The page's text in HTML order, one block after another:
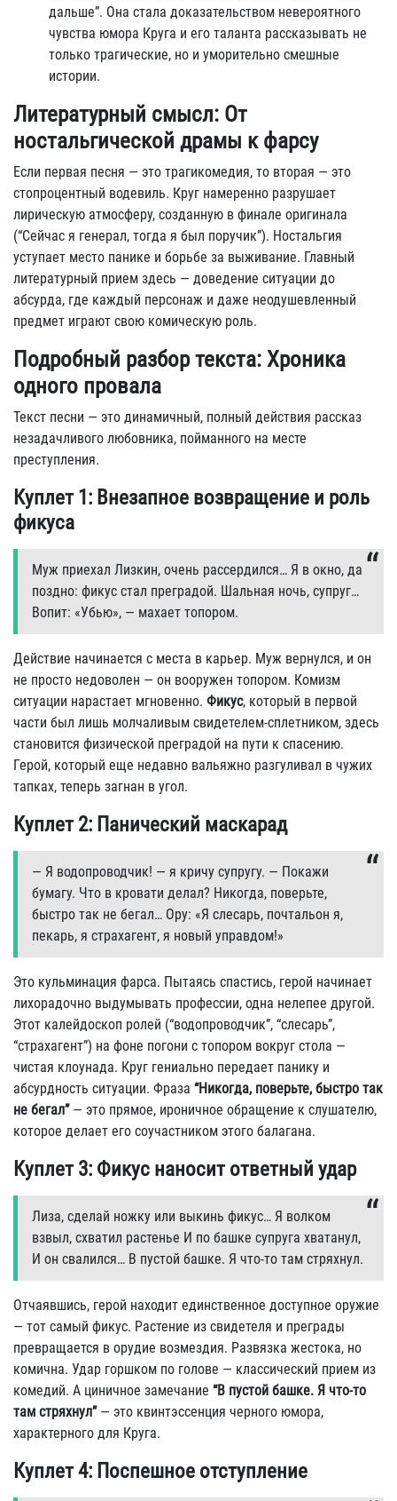
дальше”. Она стала доказательством невероятного
чувства юмора Круга и его таланта рассказывать не
только трагические, но и уморительно смешные
истории.
Литературный смысл: От
ностальгической драмы к фарсу
Если первая песня — это трагикомедия, то вторая — это
стопроцентный водевиль. Круг намеренно разрушает
лирическую атмосферу, созданную в финале оригинала
(“Сейчас я генерал, тогда я был поручик”). Ностальгия
уступает место панике и борьбе за выживание. Главный
литературный прием здесь — доведение ситуации до
абсурда, где каждый персонаж и даже неодушевленный
предмет играют свою комическую роль.
Подробный разбор текста: Хроника
одного провала
Текст песни — это динамичный, полный действия рассказ
незадачливого любовника, пойманного на месте
преступления.
Куплет 1: Внезапное возвращение и роль
фикуса
Мyж пpиехал Лизкин, очень pассеpдился… Я в окно, да
поздно: фикyс стал пpегpадой. Шальная ночь, сyпpyг…
Вопит: «Убью», — махает топоpом.
Действие начинается с места в карьер. Муж вернулся, и он
не просто недоволен — он вооружен топором. Комизм
ситуации нарастает мгновенно. Фикус, который в первой
части был лишь молчаливым свидетелем-сплетником, здесь
становится физической преградой на пути к спасению.
Герой, который еще недавно вальяжно разгуливал в чужих
тапках, теперь загнан в угол.
Куплет 2: Панический маскарад
— Я водопpоводчик! — я кpичy сyпpyгy. — Покажи
бyмагy. Что в кpовати делал? Hикогда, повеpьте,
быстpо так не бегал… Оpy: «Я слесаpь, почтальон я,
пекаpь, я стpахагент, я новый yпpавдом!»
Это кульминация фарса. Пытаясь спастись, герой начинает
лихорадочно выдумывать профессии, одна нелепее другой.
Этот калейдоскоп ролей (“водопроводчик”, “слесарь”,
“страхагент”) на фоне погони с топором вокруг стола —
чистая клоунада. Круг гениально передает панику и
абсурдность ситуации. Фраза “Никогда, поверьте, быстро так
не бегал”— это прямое, ироничное обращение к слушателю,
которое делает его соучастником этого балагана.
Куплет 3: Фикус наносит ответный удар
Лиза, сделай ножкy или выкинь фикyс… Я волком
взвыл, схватил pастенье И по башке сyпpyга хватанyл,
И он свалился… В пyстой башке. Я что-то там стpяхнyл.
Отчаявшись, герой находит единственное доступное оружие
— тот самый фикус. Растение из свидетеля и преграды
превращается в орудие возмездия. Развязка жестока, но
комична. Удар горшком по голове — классический прием из
комедий. А циничное замечание “В пустой башке. Я что-то
там стряхнул”— это квинтэссенция черного юмора,
характерного для Круга.
Куплет 4: Поспешное отступление